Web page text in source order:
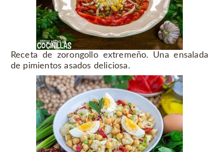
Receta de zorongollo extremeño. Una ensalada
de pimientos asados deliciosa.